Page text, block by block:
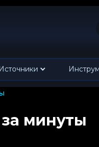
Источники
минуты